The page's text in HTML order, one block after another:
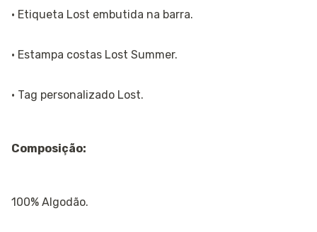
· Etiqueta Lost embutida na barra.
· Estampa costas Lost Summer.
· Tag personalizado Lost.
Composição:
100% Algodão.